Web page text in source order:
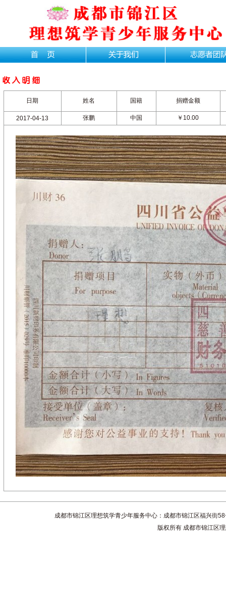
日期 姓名 国籍 捐赠金额
2017-04-13 张鹏 中国 ￥10.00
成都市锦江区理想筑学青少年服务中心：成都市锦江区福兴
版权所有 成都市锦江区